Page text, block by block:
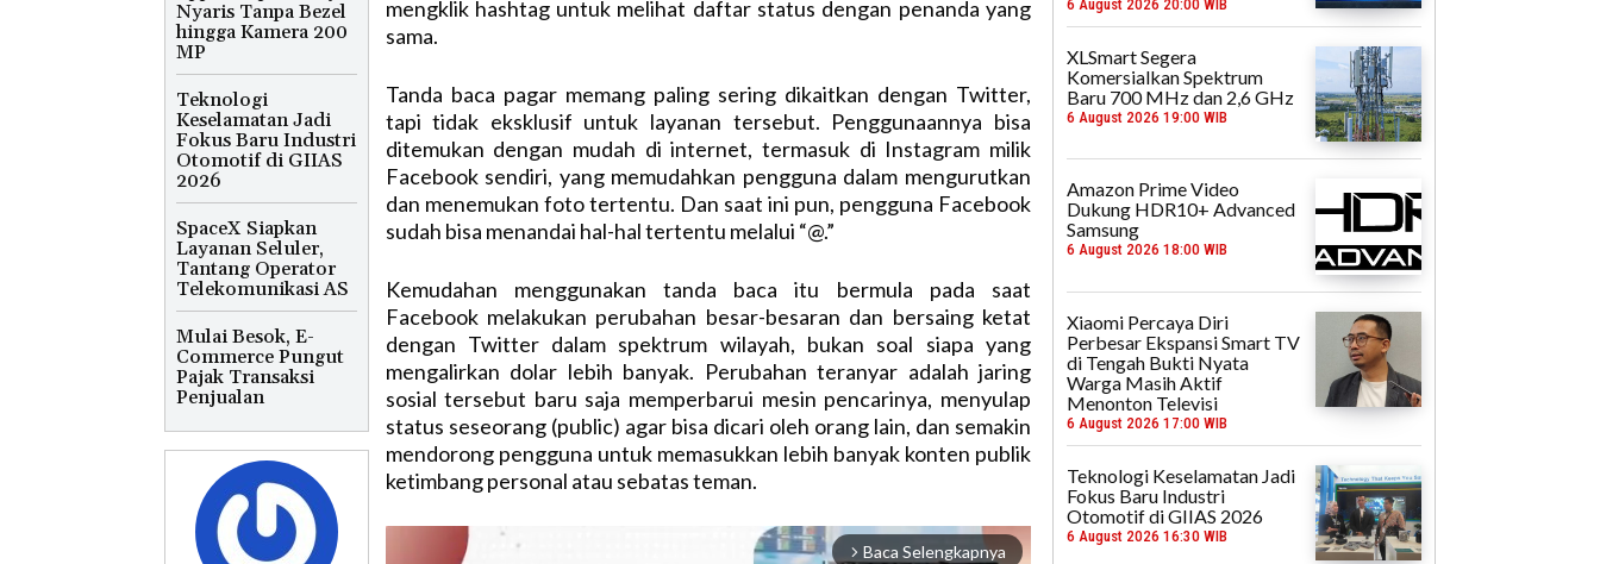
Nyaris Tanpa Bezel
hingga Kamera 200
MP
Teknologi
Keselamatan Jadi
Fokus Baru Industri
Otomotif di GIIAS
2026
SpaceX Siapkan
Layanan Seluler,
Tantang Operator
Telekomunikasi AS
Mulai Besok, E-
Commerce Pungut
Pajak Transaksi
Penjualan
mengklik hashtag untuk melihat daftar status dengan penanda yang
sama.
Tanda baca pagar memang paling sering dikaitkan dengan Twitter,
tapi tidak eksklusif untuk layanan tersebut. Penggunaannya bisa
ditemukan dengan mudah di internet, termasuk di Instagram milik
Facebook sendiri, yang memudahkan pengguna dalam mengurutkan
dan menemukan foto tertentu. Dan saat ini pun, pengguna Facebook
sudah bisa menandai hal-hal tertentu melalui “@.”
Kemudahan menggunakan tanda baca itu bermula pada saat
Facebook melakukan perubahan besar-besaran dan bersaing ketat
dengan Twitter dalam spektrum wilayah, bukan soal siapa yang
mengalirkan dolar lebih banyak. Perubahan teranyar adalah jaring
sosial tersebut baru saja memperbarui mesin pencarinya, menyulap
status seseorang (public) agar bisa dicari oleh orang lain, dan semakin
mendorong pengguna untuk memasukkan lebih banyak konten publik
ketimbang personal atau sebatas teman.
arrow_forward_ios Baca Selengkapnya
6 August 2026 20:00 WIB
XLSmart Segera
Komersialkan Spektrum
Baru 700 MHz dan 2,6 GHz
6 August 2026 19:00 WIB
Amazon Prime Video
Dukung HDR10+ Advanced
Samsung
6 August 2026 18:00 WIB
Xiaomi Percaya Diri
Perbesar Ekspansi Smart TV
di Tengah Bukti Nyata
Warga Masih Aktif
Menonton Televisi
6 August 2026 17:00 WIB
Teknologi Keselamatan Jadi
Fokus Baru Industri
Otomotif di GIIAS 2026
6 August 2026 16:30 WIB